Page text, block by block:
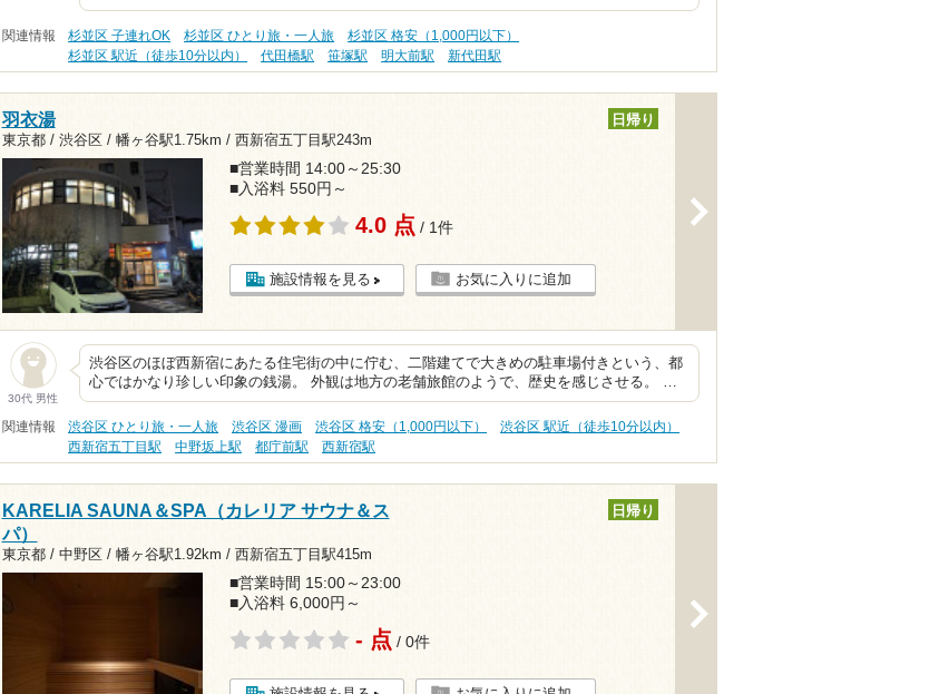
関連情報 杉並区 子連れOK 杉並区 ひとり旅・一人旅
杉並区 格安（1,000円以下）
杉並区 駅近（徒歩10分以内）
代田橋駅 笹塚駅 明大前駅 新代田駅
羽衣湯
東京都 / 渋谷区 / 幡ヶ谷駅1.75km / 西新宿五丁目駅243m
日帰り
■営業時間 14:00～25:30
■入浴料 550円～
4.0 点 / 1件
施設情報を見る お気に入りに追加
30代 男性
渋谷区のほぼ西新宿にあたる住宅街の中に佇む、二階建てで大きめの駐車場付きという、都
心ではかなり珍しい印象の銭湯。 外観は地方の老舗旅館のようで、歴史を感じさせる。 …
関連情報 渋谷区 ひとり旅・一人旅 渋谷区 漫画 渋谷区 格安（1,000円以下）
渋谷区 駅近（徒歩10分以内）
西新宿五丁目駅
中野坂上駅 都庁前駅 西新宿駅
KARELIA SAUNA＆SPA（カレリア サウナ＆ス
パ）
東京都 / 中野区 / 幡ヶ谷駅1.92km / 西新宿五丁目駅415m
日帰り
■営業時間 15:00～23:00
■入浴料 6,000円～
- 点 / 0件